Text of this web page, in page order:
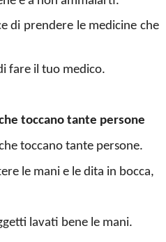
di prendere le medicine che
fare il tuo medico.
toccano tante persone
toccano tante persone.
le mani e le dita in bocca,
lavati bene le mani.